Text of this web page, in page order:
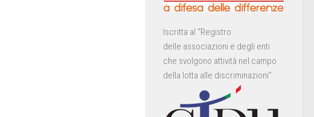
Iscritta al “Registro
delle associazioni e degli enti
che svolgono attività nel campo
della lotta alle discriminazioni”